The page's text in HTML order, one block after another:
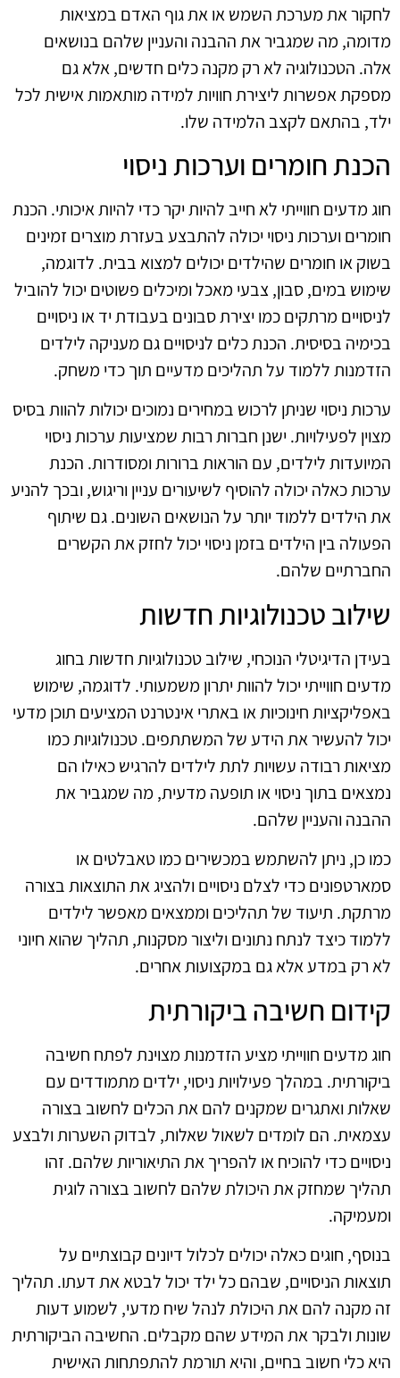
לחקור את מערכת השמש או את גוף האדם במציאות
מדומה, מה שמגביר את ההבנה והעניין שלהם בנושאים
אלה. הטכנולוגיה לא רק מקנה כלים חדשים, אלא גם
מספקת אפשרות ליצירת חוויות למידה מותאמות אישית לכל
ילד, בהתאם לקצב הלמידה שלו.
הכנת חומרים וערכות ניסוי
חוג מדעים חווייתי לא חייב להיות יקר כדי להיות איכותי. הכנת
חומרים וערכות ניסוי יכולה להתבצע בעזרת מוצרים זמינים
בשוק או חומרים שהילדים יכולים למצוא בבית. לדוגמה,
שימוש במים, סבון, צבעי מאכל ומיכלים פשוטים יכול להוביל
לניסויים מרתקים כמו יצירת סבונים בעבודת יד או ניסויים
בכימיה בסיסית. הכנת כלים לניסויים גם מעניקה לילדים
הזדמנות ללמוד על תהליכים מדעיים תוך כדי משחק.
ערכות ניסוי שניתן לרכוש במחירים נמוכים יכולות להוות בסיס
מצוין לפעילויות. ישנן חברות רבות שמציעות ערכות ניסוי
המיועדות לילדים, עם הוראות ברורות ומסודרות. הכנת
ערכות כאלה יכולה להוסיף לשיעורים עניין וריגוש, ובכך להניע
את הילדים ללמוד יותר על הנושאים השונים. גם שיתוף
הפעולה בין הילדים בזמן ניסוי יכול לחזק את הקשרים
החברתיים שלהם.
שילוב טכנולוגיות חדשות
בעידן הדיגיטלי הנוכחי, שילוב טכנולוגיות חדשות בחוג
מדעים חווייתי יכול להוות יתרון משמעותי. לדוגמה, שימוש
באפליקציות חינוכיות או באתרי אינטרנט המציעים תוכן מדעי
יכול להעשיר את הידע של המשתתפים. טכנולוגיות כמו
מציאות רבודה עשויות לתת לילדים להרגיש כאילו הם
נמצאים בתוך ניסוי או תופעה מדעית, מה שמגביר את
ההבנה והעניין שלהם.
כמו כן, ניתן להשתמש במכשירים כמו טאבלטים או
סמארטפונים כדי לצלם ניסויים ולהציג את התוצאות בצורה
מרתקת. תיעוד של תהליכים וממצאים מאפשר לילדים
ללמוד כיצד לנתח נתונים וליצור מסקנות, תהליך שהוא חיוני
לא רק במדע אלא גם במקצועות אחרים.
קידום חשיבה ביקורתית
חוג מדעים חווייתי מציע הזדמנות מצוינת לפתח חשיבה
ביקורתית. במהלך פעילויות ניסוי, ילדים מתמודדים עם
שאלות ואתגרים שמקנים להם את הכלים לחשוב בצורה
עצמאית. הם לומדים לשאול שאלות, לבדוק השערות ולבצע
ניסויים כדי להוכיח או להפריך את התיאוריות שלהם. זהו
תהליך שמחזק את היכולת שלהם לחשוב בצורה לוגית
ומעמיקה.
בנוסף, חוגים כאלה יכולים לכלול דיונים קבוצתיים על
תוצאות הניסויים, שבהם כל ילד יכול לבטא את דעתו. תהליך
זה מקנה להם את היכולת לנהל שיח מדעי, לשמוע דעות
שונות ולבקר את המידע שהם מקבלים. החשיבה הביקורתית
היא כלי חשוב בחיים, והיא תורמת להתפתחות האישית